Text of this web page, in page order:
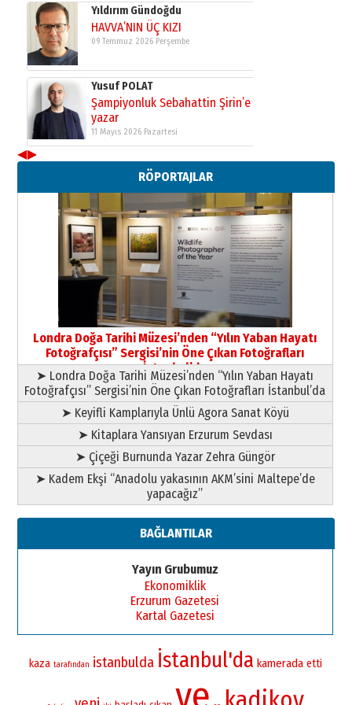
Yıldırım Gündoğdu
HAVVA’NIN ÜÇ KIZI
09 Temmuz 2026 Perşembe
Yusuf POLAT
Şampiyonluk Sebahattin Şirin’e
yazar
11 Mayıs 2026 Pazartesi
Neşat YALÇIN
Paranın Aile Kültüründeki Yeri
03 Ağustos 2026 Pazartesi
Yıldırım Gündoğdu
HAVVA’NIN ÜÇ KIZI
09 Temmuz 2026 Perşembe
Yusuf POLAT
Şampiyonluk Sebahattin Şirin’e
yazar
11 Mayıs 2026 Pazartesi
◀▶
RÖPORTAJLAR
Londra Doğa Tarihi Müzesi’nden “Yılın Yaban Hayatı
Fotoğrafçısı” Sergisi’nin Öne Çıkan Fotoğrafları
İstanbul’da
➤ Londra Doğa Tarihi Müzesi’nden “Yılın Yaban Hayatı
Fotoğrafçısı” Sergisi’nin Öne Çıkan Fotoğrafları İstanbul’da
➤ Keyifli Kamplarıyla Ünlü Agora Sanat Köyü
➤ Kitaplara Yansıyan Erzurum Sevdası
➤ Çiçeği Burnunda Yazar Zehra Güngör
➤ Kadem Ekşi “Anadolu yakasının AKM’sini Maltepe’de
yapacağız”
BAĞLANTILAR
Yayın Grubumuz
Ekonomiklik
Erzurum Gazetesi
Kartal Gazetesi
kaza tarafından istanbulda İstanbul'da kamerada etti
ve